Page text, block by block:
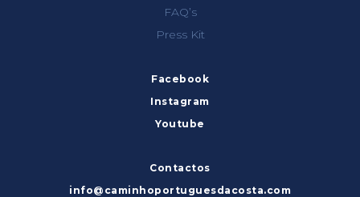
FAQ’s
Press Kit
Facebook
Instagram
Youtube
Contactos
info@caminhoportuguesdacosta.com